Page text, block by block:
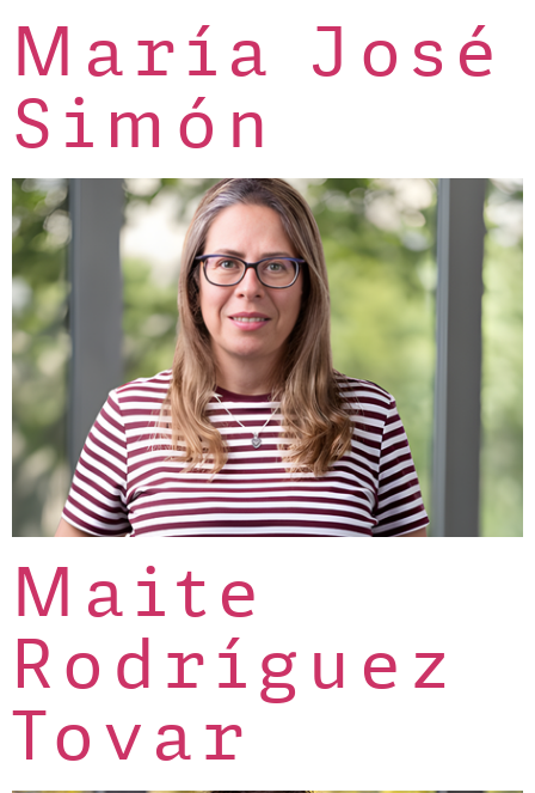
María José
Simón
Maite
Rodríguez
Tovar